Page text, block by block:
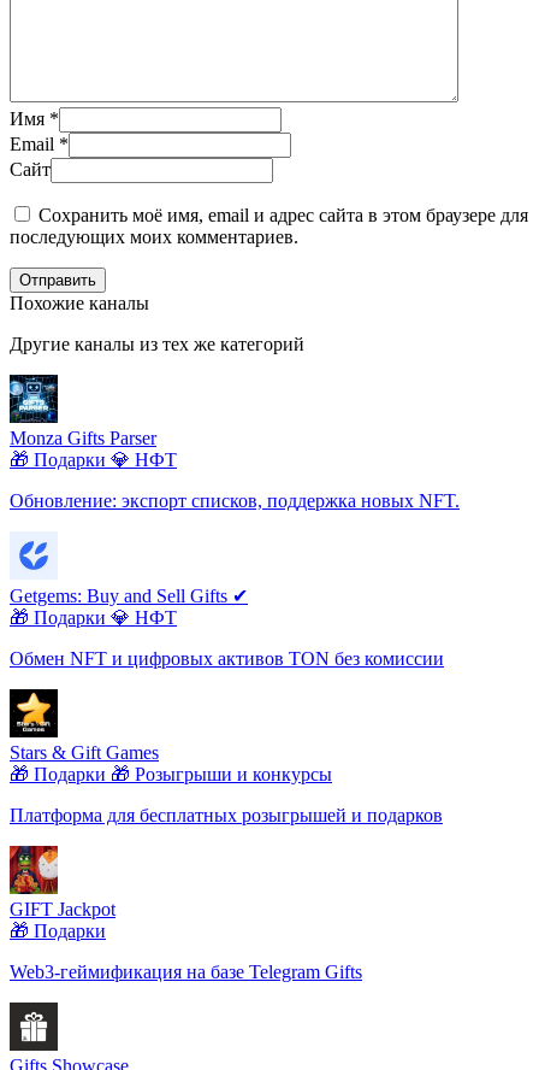
Имя *
Email *
Сайт
Сохранить моё имя, email и адрес сайта в этом браузере для
последующих моих комментариев.
Отправить
Похожие каналы
Другие каналы из тех же категорий
Monza Gifts Parser
🎁 Подарки 💎 НФТ
Обновление: экспорт списков, поддержка новых NFT.
Getgems: Buy and Sell Gifts ✔
🎁 Подарки 💎 НФТ
Обмен NFT и цифровых активов TON без комиссии
Stars & Gift Games
🎁 Подарки 🎁 Розыгрыши и конкурсы
Платформа для бесплатных розыгрышей и подарков
GIFT Jackpot
🎁 Подарки
Web3-геймификация на базе Telegram Gifts